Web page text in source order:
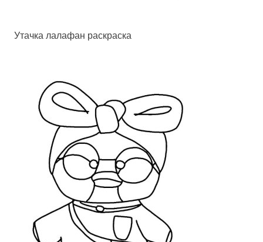
Утачка лалафан раскраска